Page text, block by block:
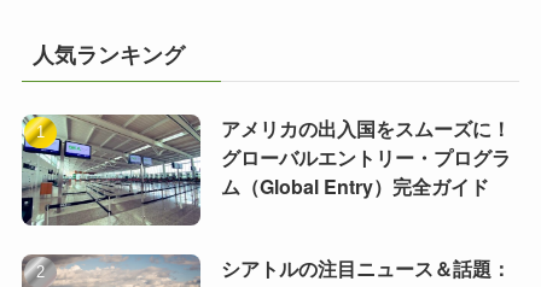
人気ランキング
アメリカの出入国をスムーズに！
グローバルエントリー・プログラ
ム（Global Entry）完全ガイド
シアトルの注目ニュース＆話題：